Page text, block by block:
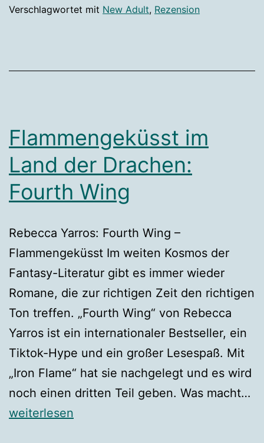
angehende
Verschlagwortet mit New Adult, Rezension
Flammengeküsst im
Land der Drachen:
Fourth Wing
Rebecca Yarros: Fourth Wing –
Flammengeküsst Im weiten Kosmos der
Fantasy-Literatur gibt es immer wieder
Romane, die zur richtigen Zeit den richtigen
Ton treffen. „Fourth Wing“ von Rebecca
Yarros ist ein internationaler Bestseller, ein
Tiktok-Hype und ein großer Lesespaß. Mit
„Iron Flame“ hat sie nachgelegt und es wird
noch einen dritten Teil geben. Was macht…
weiterlesen